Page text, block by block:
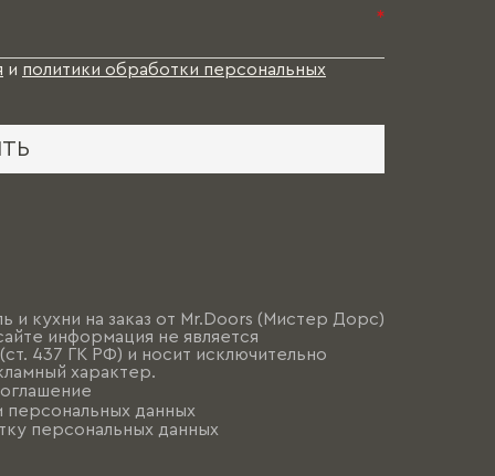
*
и политики обработки персональных
и кухни на заказ от Mr.Doors (Мистер Дорс)
информация не является
437 ГК РФ) и носит исключительно
характер.
персональных данных
персональных данных